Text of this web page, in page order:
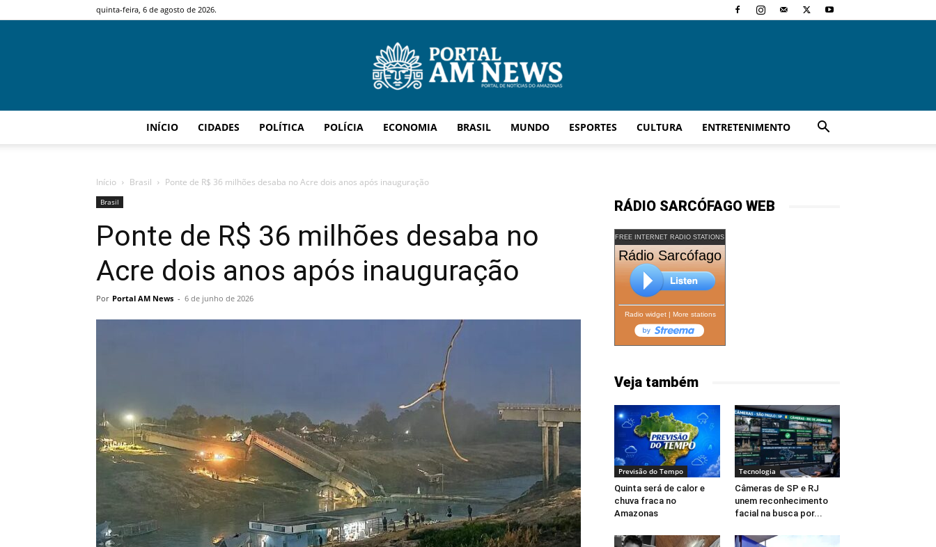
quinta-feira, 6 de agosto de 2026.
News
INÍCIO CIDADES POLÍTICA POLÍCIA ECONOMIA BRASIL MUNDO ESPORTES CULTURA ENTRETENIMENTO
Início Brasil Ponte de R$ 36 milhões desaba no Acre dois anos após inauguração
Brasil
Ponte de R$ 36 milhões desaba no
Acre dois anos após inauguração
Por Portal AM News - 6 de junho de 2026
RÁDIO SARCÓFAGO WEB
FREE INTERNET RADIO STATIONS
Rádio Sarcófago
Radio widget| More stations
Veja também
Previsão do Tempo
Quinta será de calor e
chuva fraca no
Amazonas
Tecnologia
Câmeras de SP e RJ
unem reconhecimento
facial na busca por...